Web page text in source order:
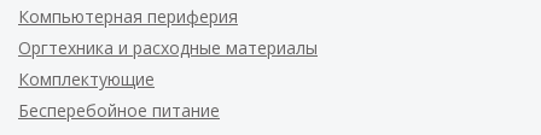
Компьютерная периферия
Оргтехника и расходные материалы
Комплектующие
Бесперебойное питание